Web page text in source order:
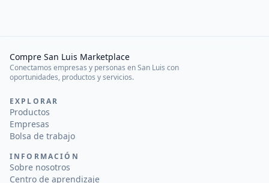
Compre San Luis Marketplace
Conectamos empresas y personas en San Luis con
oportunidades, productos y servicios.
EXPLORAR
Productos
Empresas
Bolsa de trabajo
INFORMACIÓN
Sobre nosotros
Centro de aprendizaje